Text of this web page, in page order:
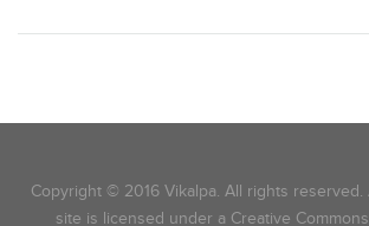
Copyright © 2016 Vikalpa. All rights
site is licensed under a Creative